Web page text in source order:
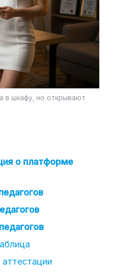
в шкафу, но открывают
о платформе